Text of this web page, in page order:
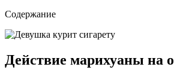
Содержание
Действие марихуаны на